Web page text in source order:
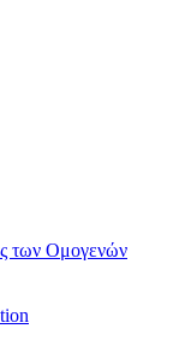
των Ομογενών